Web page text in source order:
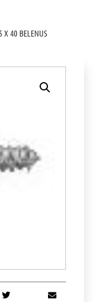
X 40 BELENUS